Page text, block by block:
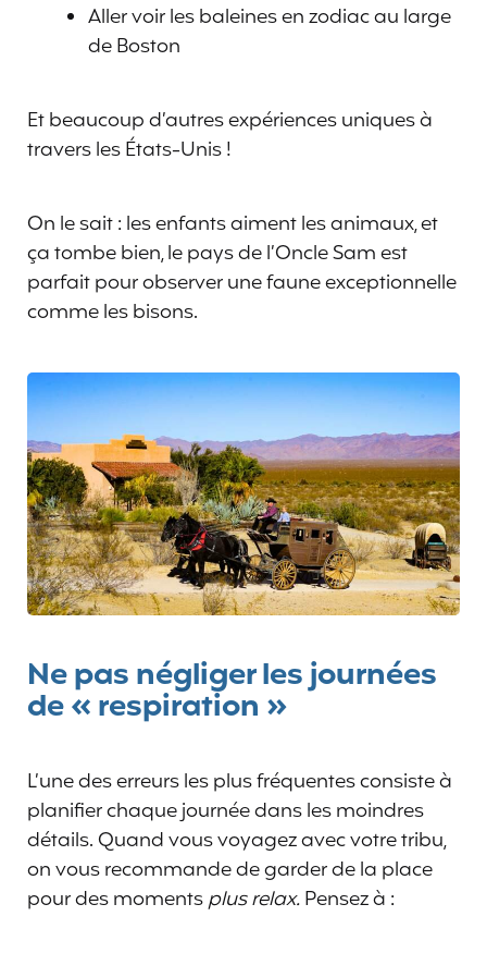
Aller voir les baleines en zodiac au large
de Boston
Et beaucoup d’autres expériences uniques à
travers les États-Unis !
On le sait : les enfants aiment les animaux, et
ça tombe bien, le pays de l’Oncle Sam est
parfait pour observer une faune exceptionnelle
comme les bisons.
Ne pas négliger les journées
de « respiration »
L’une des erreurs les plus fréquentes consiste à
planifier chaque journée dans les moindres
détails. Quand vous voyagez avec votre tribu,
on vous recommande de garder de la place
pour des momentsplus relax.Pensez à :